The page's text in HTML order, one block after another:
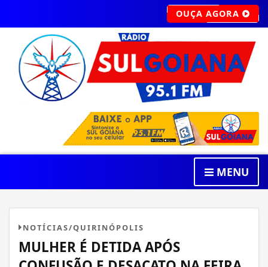
OUÇA AGORA
MENU
NOTÍCIAS/QUIRINÓPOLIS
MULHER É DETIDA APÓS